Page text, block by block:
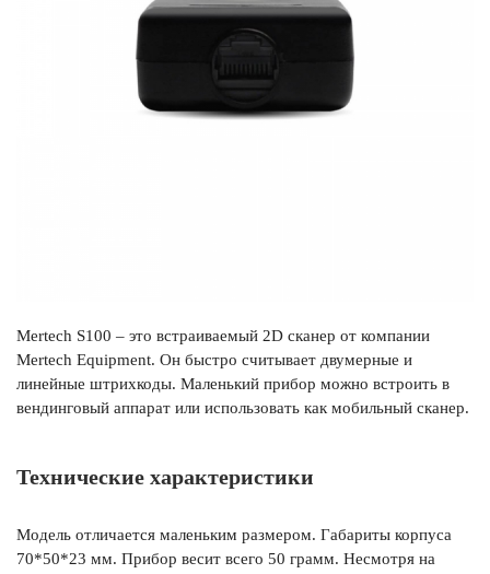
Mertech S100 – это встраиваемый 2D сканер от компании
Mertech Equipment. Он быстро считывает двумерные и
линейные штрихкоды. Маленький прибор можно встроить в
вендинговый аппарат или использовать как мобильный сканер.
Технические характеристики
Модель отличается маленьким размером. Габариты корпуса
70*50*23 мм. Прибор весит всего 50 грамм. Несмотря на